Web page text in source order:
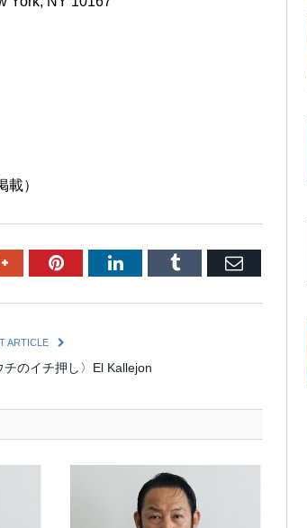
）
Google+PinterestLinkedInTumblr Email
ARTICLE
チのイチ押し〉El Kallejon